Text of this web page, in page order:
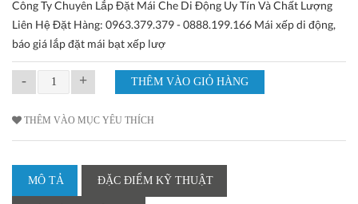
Công Ty Chuyên Lắp Đặt Mái Che Di Động Uy Tín Và Chất Lượng
Liên Hệ Đặt Hàng: 0963.379.379 - 0888.199.166 Mái xếp di động,
báo giá lắp đặt mái bạt xếp lượ
- +
THÊM VÀO MỤC YÊU THÍCH
MÔ TẢ ĐẶC ĐIỂM KỸ THUẬT